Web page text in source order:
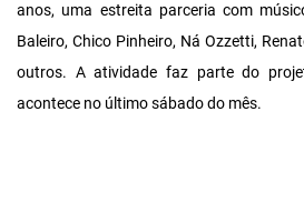
anos, uma estreita parceria com
Baleiro, Chico Pinheiro, Ná Ozzetti,
outros. A atividade faz parte do
acontece no último sábado do mês.